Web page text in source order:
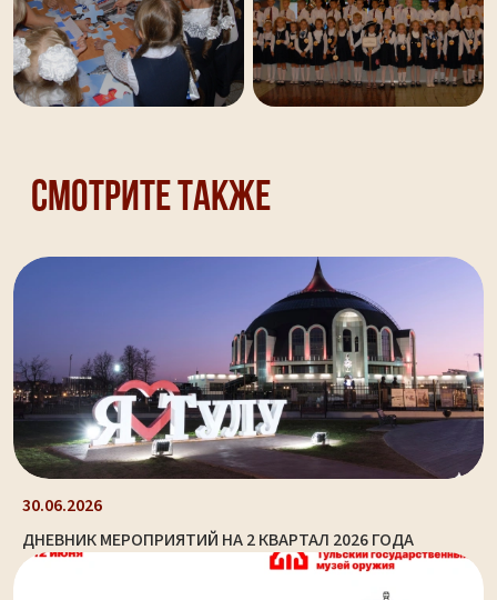
Смотрите также
30.06.2026
ДНЕВНИК МЕРОПРИЯТИЙ НА 2 КВАРТАЛ 2026 ГОДА